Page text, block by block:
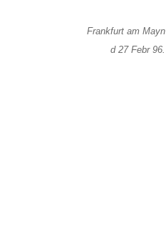
Frankfurt am Mayn
d 27 Febr 96.